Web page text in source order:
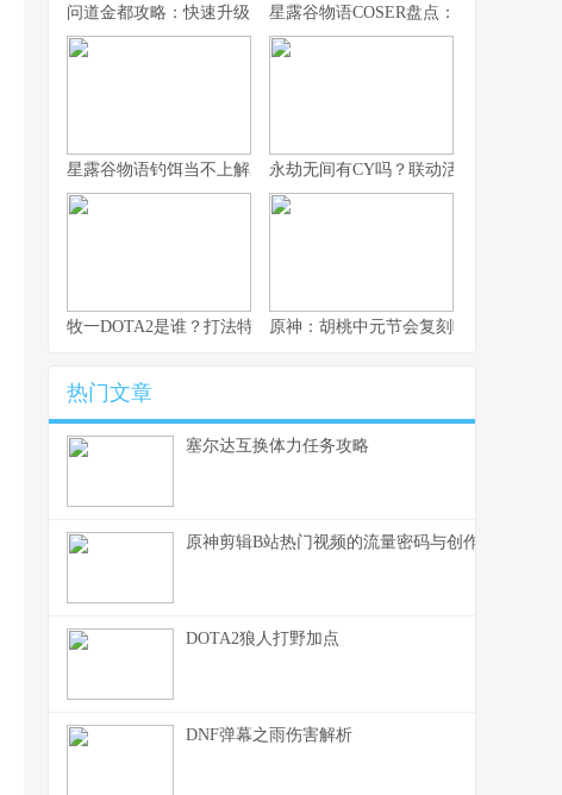
问道金都攻略：快速升级实用技巧星露谷物语COSER盘点：高还原作品合
星露谷物语钓饵当不上解决办法的深度思索永劫无间有CY吗？联动活动最新消息曝
牧一DOTA2是谁？打法特色与代表英雄原神：胡桃中元节会复刻吗？2026年卡
热门文章
塞尔达互换体力任务攻略
原神剪辑B站热门视频的流量密码与创作心法
DOTA2狼人打野加点
DNF弹幕之雨伤害解析